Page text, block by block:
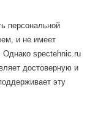
персональной
и не имеет
Однако spectehnic.ru
достоверную и
эту